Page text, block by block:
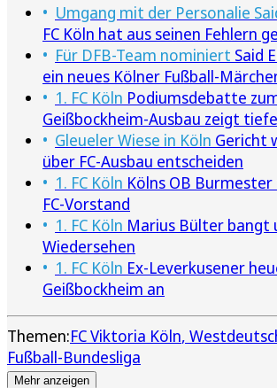
Umgang mit der Personalie
FC Köln hat aus seinen Fehlern
Für DFB-Team nominiert Said
ein neues Kölner Fußball-
1. FC Köln Podiumsdebatte
Geißbockheim-Ausbau zeigt
Gleueler Wiese in Köln Gericht
über FC-Ausbau entscheiden
1. FC Köln Kölns OB
FC-Vorstand
1. FC Köln Marius Bülter bangt
Wiedersehen
1. FC Köln Ex-Leverkusener
Geißbockheim an
Themen:FC Viktoria Köln
Fußball-Bundesliga
Mehr anzeigen